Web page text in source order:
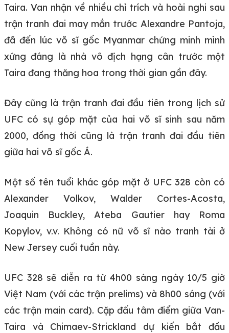
Taira. Van nhận về nhiều chỉ trích và hoài nghi sau
trận tranh đai may mắn trước Alexandre Pantoja,
đã đến lúc võ sĩ gốc Myanmar chứng minh mình
xứng đáng là nhà vô địch hạng cân trước một
Taira đang thăng hoa trong thời gian gần đây.
Đây cũng là trận tranh đai đầu tiên trong lịch sử
UFC có sự góp mặt của hai võ sĩ sinh sau năm
2000, đồng thời cũng là trận tranh đai đầu tiên
giữa hai võ sĩ gốc Á.
Một số tên tuổi khác góp mặt ở UFC 328 còn có
Alexander Volkov, Walder Cortes-Acosta,
Joaquin Buckley, Ateba Gautier hay Roma
Kopylov, v.v. Không có nữ võ sĩ nào tranh tài ở
New Jersey cuối tuần này.
UFC 328 sẽ diễn ra từ 4h00 sáng ngày 10/5 giờ
Việt Nam (với các trận prelims) và 8h00 sáng (với
các trận main card). Cặp đấu tâm điểm giữa Van-
Taira và Chimaev-Strickland dự kiến bắt đầu